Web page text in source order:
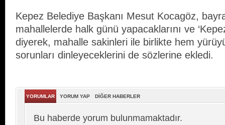
Kepez Belediye Başkanı Mesut Kocagöz,
mahallelerde halk günü yapacaklarını ve
diyerek, mahalle sakinleri ile birlikte hem
sorunları dinleyeceklerini de sözlerine ekledi.
YORUMLAR YORUM YAP DİĞER HABERLER
Bu haberde yorum bulunmamaktadır.